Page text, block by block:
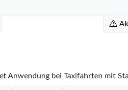
Anwendung bei Taxifahrten mit